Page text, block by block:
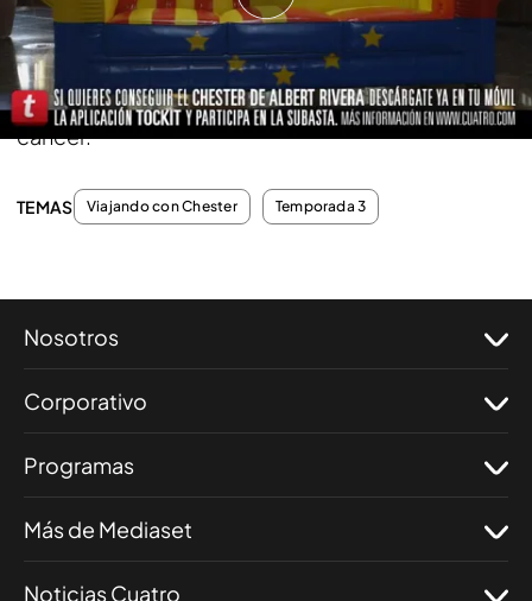
El dinero de la subasta del chester de la entrevista
se donará a la Asociación Española contra el
cáncer.
TEMAS Viajando con Chester Temporada 3
Nosotros
Corporativo
Programas
Más de Mediaset
Noticias Cuatro